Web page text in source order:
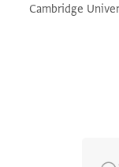
Cambridge